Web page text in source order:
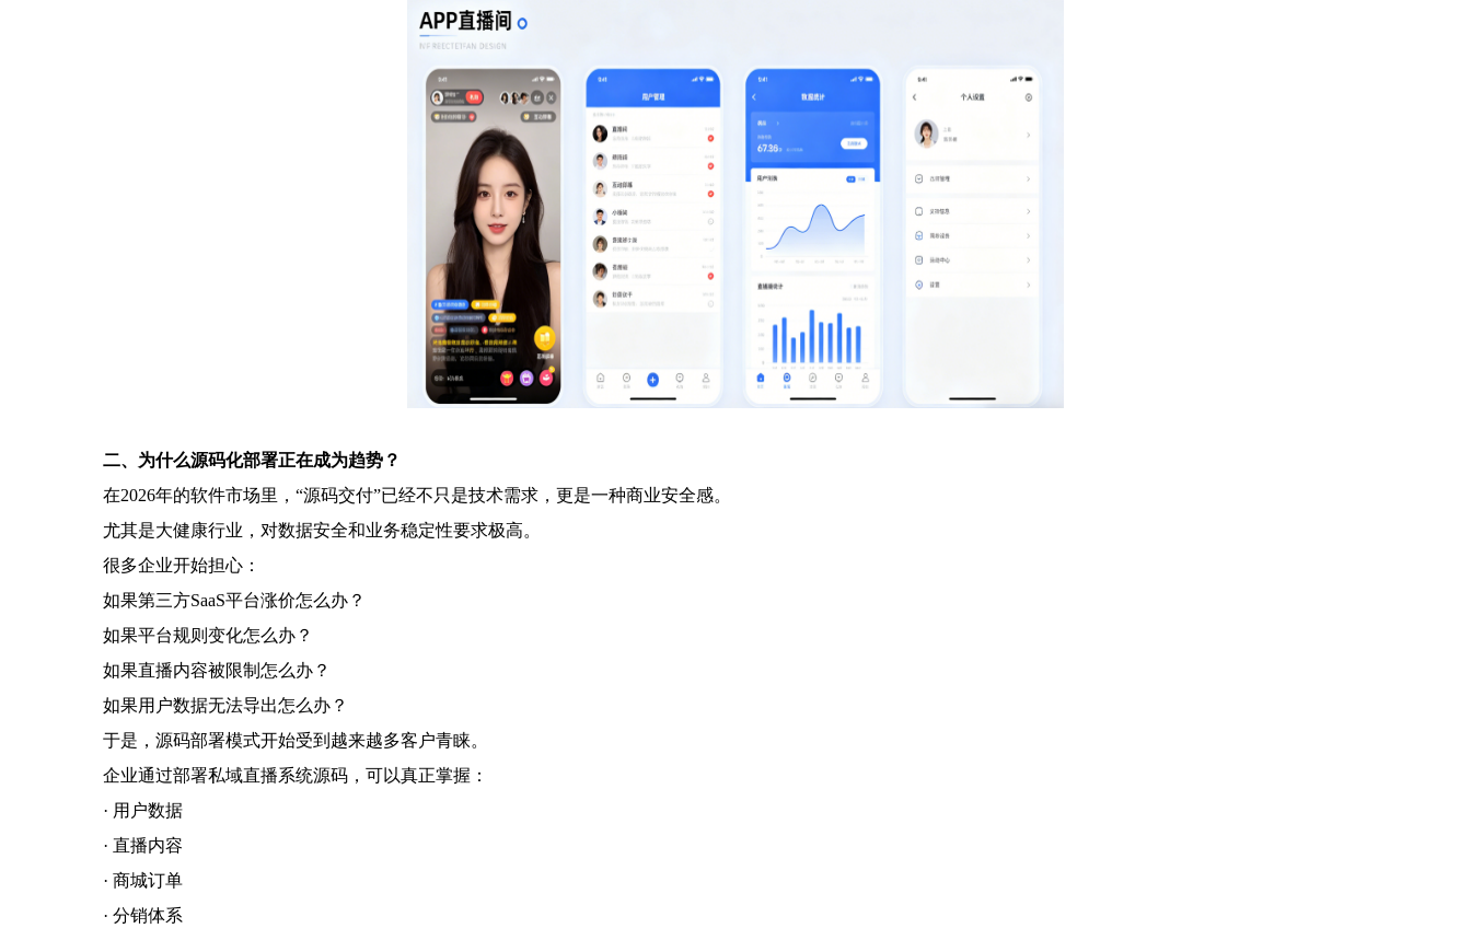
二、为什么源码化部署正在成为趋势？
在2026年的软件市场里，“源码交付”已经不只是技术需求，更是一种商业安全感。
尤其是大健康行业，对数据安全和业务稳定性要求极高。
很多企业开始担心：
如果第三方SaaS平台涨价怎么办？
如果平台规则变化怎么办？
如果直播内容被限制怎么办？
如果用户数据无法导出怎么办？
于是，源码部署模式开始受到越来越多客户青睐。
企业通过部署私域直播系统源码，可以真正掌握：
· 用户数据
· 直播内容
· 商城订单
· 分销体系